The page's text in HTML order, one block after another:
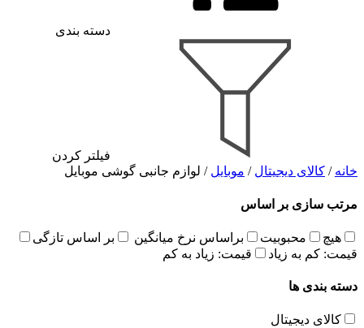
دسته بندی
فیلتر کردن
خانه / کالای دیجیتال / موبایل / لوازم جانبی گوشی موبایل
مرتب سازی بر اساس
هیچ محبوبیت براساس نرخ میانگین
بر اساس تازگی
قیمت: کم به زیاد
قیمت: زیاد به کم
دسته بندی ها
کالای دیجیتال